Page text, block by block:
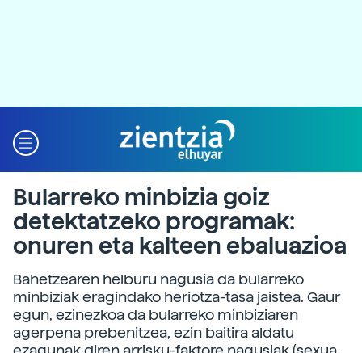
Bularreko minbizia goiz
detektatzeko programak:
onuren eta kalteen ebaluazioa
Bahetzearen helburu nagusia da bularreko
minbiziak eragindako heriotza-tasa jaistea. Gaur
egun, ezinezkoa da bularreko minbiziaren
agerpena prebenitzea, ezin baitira aldatu